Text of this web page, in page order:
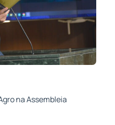
na Assembleia